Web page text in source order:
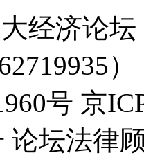
经济论
）
号 京
论坛法律